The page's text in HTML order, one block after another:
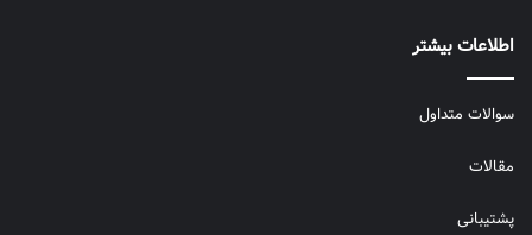
اطلاعات بیشتر
سوالات متداول
مقالات
پشتیبانی